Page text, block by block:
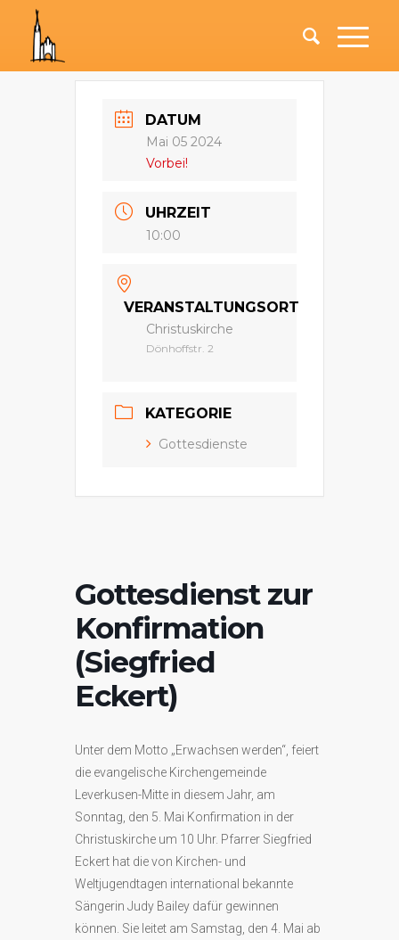
Gottesdienst zur
Konfirmation
(Siegfried
Eckert)
Unter dem Motto „Erwachsen werden“, feiert
die evangelische Kirchengemeinde
Leverkusen-Mitte in diesem Jahr, am
Sonntag, den 5. Mai Konfirmation in der
Christuskirche um 10 Uhr. Pfarrer Siegfried
Eckert hat die von Kirchen- und
Weltjugendtagen international bekannte
Sängerin Judy Bailey dafür gewinnen
können. Sie leitet am Samstag, den 4. Mai ab
DATUM
Mai 05 2024
Vorbei!
UHRZEIT
10:00
VERANSTALTUNGSORT
Christuskirche
Dönhoffstr. 2
KATEGORIE
Gottesdienste